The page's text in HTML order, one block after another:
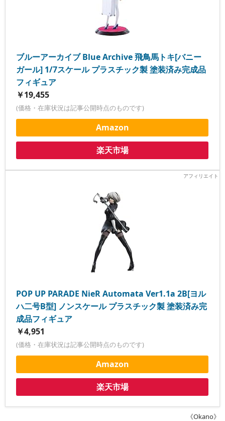
ブルーアーカイブ Blue Archive 飛鳥馬トキ[バニー
ガール] 1/7スケール プラスチック製 塗装済み完成品
フィギュア
￥19,455
(価格・在庫状況は記事公開時点のものです)
Amazon
楽天市場
POP UP PARADE NieR Automata Ver1.1a 2B[ヨル
ハ二号B型] ノンスケール プラスチック製 塗装済み完
成品フィギュア
￥4,951
(価格・在庫状況は記事公開時点のものです)
Amazon
楽天市場
《Okano》